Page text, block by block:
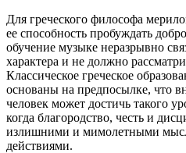
Для греческого философа
ее способность пробуждать
обучение музыке неразрывно
характера и не должно
Классическое греческое
основаны на предпосылке, что
человек может достичь такого
когда благородство, честь и
излишними и мимолетными
действиями.